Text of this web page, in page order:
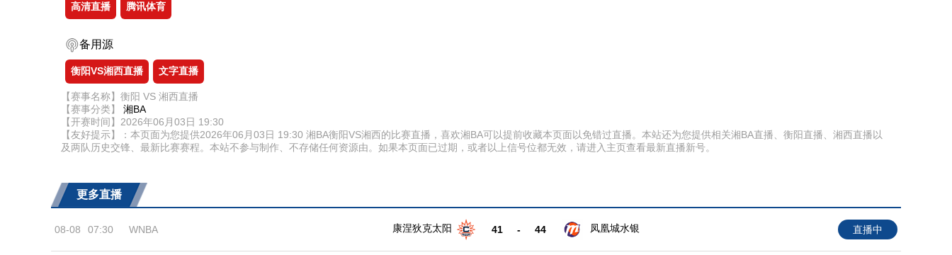
高清直播 腾讯体育
备用源
衡阳VS湘西直播 文字直播
【赛事名称】衡阳 VS 湘西直播
【赛事分类】 湘BA
【开赛时间】2026年06月03日 19:30
【友好提示】：本页面为您提供2026年06月03日 19:30 湘BA衡阳VS湘西的比赛直播，喜欢湘BA可以提前收藏本页面以免错过直播。本站还为您提供相关湘BA直播、衡阳直播、湘西直播以
及两队历史交锋、最新比赛赛程。本站不参与制作、不存储任何资源由。如果本页面已过期，或者以上信号位都无效，请进入主页查看最新直播新号。
更多直播
08-08 07:30 WNBA 康涅狄克太阳 41 - 44 凤凰城水银 直播中